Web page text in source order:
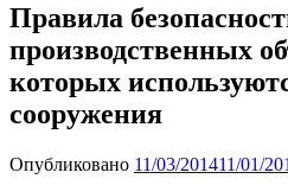
Правила
производственных
которых
сооружения
Опубликовано 11/03/201411/01/